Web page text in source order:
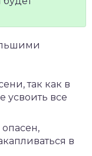
так как в
усвоить все
в